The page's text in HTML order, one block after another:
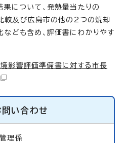
について、発熱量当たりの
較及び広島市の他の2つの焼却
ども含め、評価書にわかりやす
影響評価準備書に対する市長
問い合わせ
理係